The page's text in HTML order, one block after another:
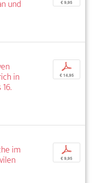
und € 9,95
in
p
€ 14,95
im
p
€ 9,95